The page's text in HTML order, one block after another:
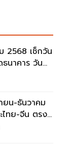
2568 เช็กวัน
นาคาร วัน
ยน-ธันวาคม
ไทย-จีน ตรง